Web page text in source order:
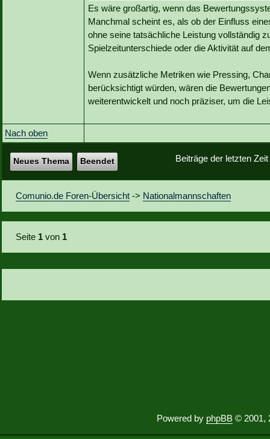
Es wäre großartig, wenn das
Manchmal scheint es, als ob der Einfluss
ohne seine tatsächliche Leistung vollständig
Spielzeitunterschiede oder die Aktivität auf
Wenn zusätzliche Metriken wie Pressing,
berücksichtigt würden, wären die
weiterentwickelt und noch präziser, um die
Nach oben
Beiträge der letzten
Neues Thema Beendet
Comunio.de Foren-Übersicht -> Nationalmannschaften
Seite 1 von 1
Powered by phpBB © 2001,